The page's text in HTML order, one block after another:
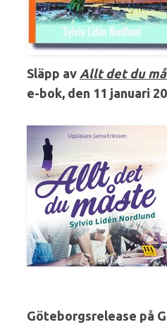
Släpp av Allt det du
e-bok, den 11 januari
Göteborgsrelease på